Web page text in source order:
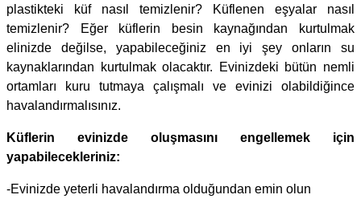
plastikteki küf nasıl temizlenir? Küflenen eşyalar nasıl
temizlenir? Eğer küflerin besin kaynağından kurtulmak
elinizde değilse, yapabileceğiniz en iyi şey onların su
kaynaklarından kurtulmak olacaktır. Evinizdeki bütün nemli
ortamları kuru tutmaya çalışmalı ve evinizi olabildiğince
havalandırmalısınız.
Küflerin evinizde oluşmasını engellemek için
yapabilecekleriniz:
-Evinizde yeterli havalandırma olduğundan emin olun